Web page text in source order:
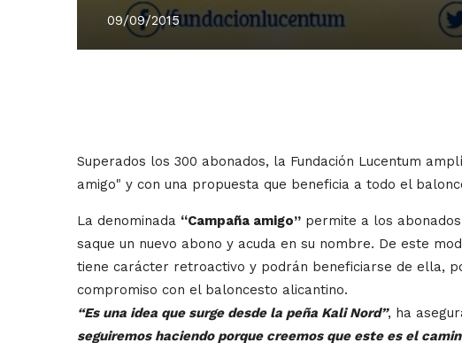
09/09/2015
Superados los 300 abonados, la Fundación Lucentum
amigo" y con una propuesta que beneficia a todo el
La denominada “Campaña amigo”permite a los abonados
saque un nuevo abono y acuda en su nombre. De este
tiene carácter retroactivo y podrán beneficiarse de ella,
compromiso con el baloncesto alicantino.
“Es una idea que surge desde la peña Kali Nord”, ha
seguiremos haciendo porque creemos que este es el